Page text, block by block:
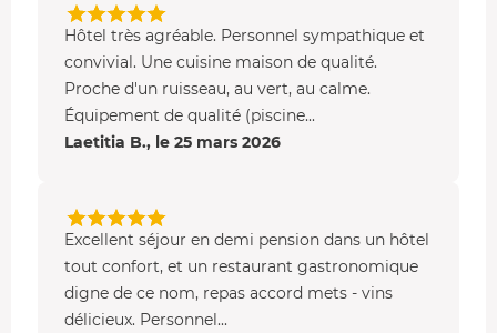
choucroute, sauce safranée ; sorbet arrosé ; magret de
canard au miel de montagne bio du village et sésame ;
assiette de fruits et sorbets.
Vous pourrez déguster desvins alsaciens
ou Horcher par exemple) ou issus d'autres régions
petit-déjeuner
buffet, vous savourez des produits régionaux.
Les services
Outre la découverte de la gastronomie locale, vous
Hôtel très agréable. Personnel sympathique et
convivial. Une cuisine maison de qualité.
Proche d'un ruisseau, au vert, au calme.
Équipement de qualité (piscine...
Laetitia B., le 25 mars 2026
Excellent séjour en demi pension dans un hôtel
tout confort, et un restaurant gastronomique
digne de ce nom, repas accord mets - vins
délicieux. Personnel...